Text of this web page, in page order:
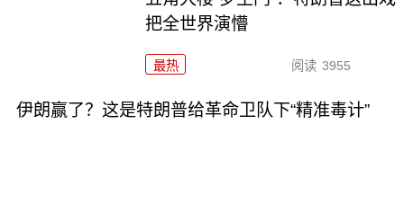
把全世界演懵
最热 阅读 3955
伊朗赢了？这是特朗普给革命卫队下“精准毒计”